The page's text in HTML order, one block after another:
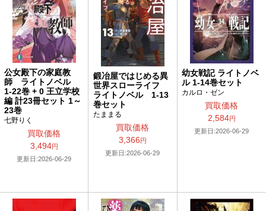
公女殿下の家庭教
師 ライトノベル
1-22巻 + 0 王立学校
編 計23冊セット 1～
23巻
七野りく
買取価格
3,494円
更新日:2026-06-29
鍛冶屋ではじめる異
世界スローライフ
ライトノベル 1-13
巻セット
たままる
買取価格
3,366 円
更新日:2026-06-29
幼女戦記 ライトノベ
ル 1-14巻セット
カルロ・ゼン
買取価格
2,584円
更新日:2026-06-29